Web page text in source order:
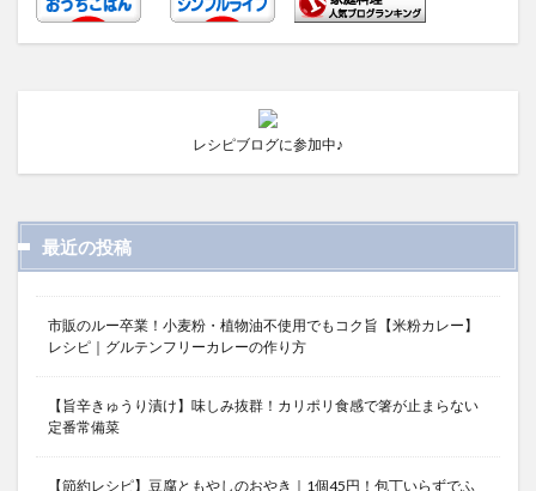
レシピブログに参加中♪
最近の投稿
市販のルー卒業！小麦粉・植物油不使用でもコク旨【米粉カレー】
レシピ｜グルテンフリーカレーの作り方
【旨辛きゅうり漬け】味しみ抜群！カリポリ食感で箸が止まらない
定番常備菜
【節約レシピ】豆腐ともやしのおやき｜1個45円！包丁いらずでふ